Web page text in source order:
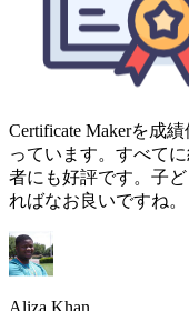
っています。すべて
者にも好評です。子
ればなお良いですね。
Aliza Khan
K-12 学校長